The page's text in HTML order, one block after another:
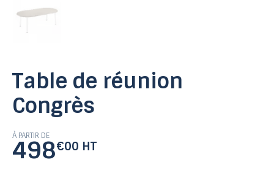
Table de réunion
Congrès
À PARTIR DE
498€00 HT